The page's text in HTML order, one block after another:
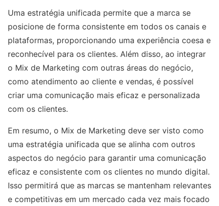
Uma estratégia unificada permite que a marca se
posicione de forma consistente em todos os canais e
plataformas, proporcionando uma experiência coesa e
reconhecível para os clientes. Além disso, ao integrar
o Mix de Marketing com outras áreas do negócio,
como atendimento ao cliente e vendas, é possível
criar uma comunicação mais eficaz e personalizada
com os clientes.
Em resumo, o Mix de Marketing deve ser visto como
uma estratégia unificada que se alinha com outros
aspectos do negócio para garantir uma comunicação
eficaz e consistente com os clientes no mundo digital.
Isso permitirá que as marcas se mantenham relevantes
e competitivas em um mercado cada vez mais focado